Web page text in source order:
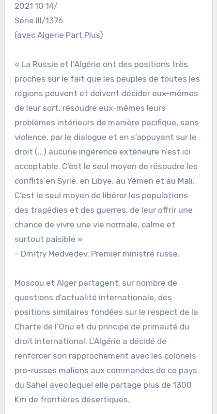
2021 10 14/
Série III/1376
(avec Algerie Part Plus)
« La Russie et l’Algérie ont des positions très
proches sur le fait que les peuples de toutes les
régions peuvent et doivent décider eux-mêmes
de leur sort, résoudre eux-mêmes leurs
problèmes intérieurs de manière pacifique, sans
violence, par le dialogue et en s’appuyant sur le
droit (…) aucune ingérence extérieure n’est ici
acceptable. C’est le seul moyen de résoudre les
conflits en Syrie, en Libye, au Yémen et au Mali.
C’est le seul moyen de libérer les populations
des tragédies et des guerres, de leur offrir une
chance de vivre une vie normale, calme et
surtout paisible »
– Dmitry Medvedev, Premier ministre russe.
Moscou et Alger partagent, sur nombre de
questions d’actualité internationale, des
positions similaires fondées sur le respect de la
Charte de l’Onu et du principe de primauté du
droit international. L’Algérie a décidé de
renforcer son rapprochement avec les colonels
pro-russes maliens aux commandes de ce pays
du Sahel avec lequel elle partage plus de 1300
Km de frontières désertiques.